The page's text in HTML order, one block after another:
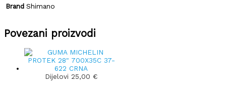
Brand Shimano
Povezani proizvodi
Dijelovi 25,00 €